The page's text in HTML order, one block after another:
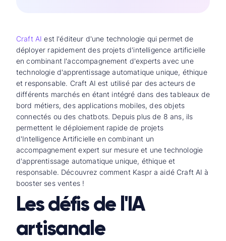
Craft AI est l'éditeur d'une technologie qui permet de
déployer rapidement des projets d'intelligence artificielle
en combinant l'accompagnement d'experts avec une
technologie d'apprentissage automatique unique, éthique
et responsable. Craft AI est utilisé par des acteurs de
différents marchés en étant intégré dans des tableaux de
bord métiers, des applications mobiles, des objets
connectés ou des chatbots. Depuis plus de 8 ans, ils
permettent le déploiement rapide de projets
d'Intelligence Artificielle en combinant un
accompagnement expert sur mesure et une technologie
d'apprentissage automatique unique, éthique et
responsable. Découvrez comment Kaspr a aidé Craft AI à
booster ses ventes !
Les défis de l'IA
artisanale